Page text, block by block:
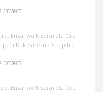
HEURES
Enzai wo Kiserareta Ore
ni Nakasareru - Chapitre
HEURES
Enzai wo Kiserareta Ore